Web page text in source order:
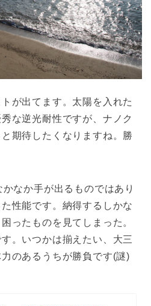
が出てます。太陽を入れた
な逆光耐性ですが、ナノク
期待したくなりますね。勝
なか手が出るものではあり
性能です。納得するしかな
ったものを見てしまった。
。いつかは揃えたい、大三
のあるうちが勝負です(謎)